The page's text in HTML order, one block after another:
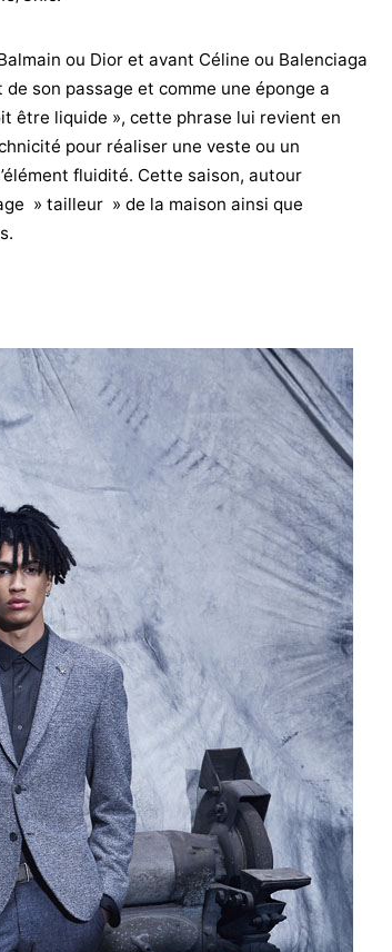
ou Dior et avant Céline ou Balenciaga
son passage et comme une éponge a
être liquide », cette phrase lui revient en
pour réaliser une veste ou un
fluidité. Cette saison, autour
» tailleur » de la maison ainsi que